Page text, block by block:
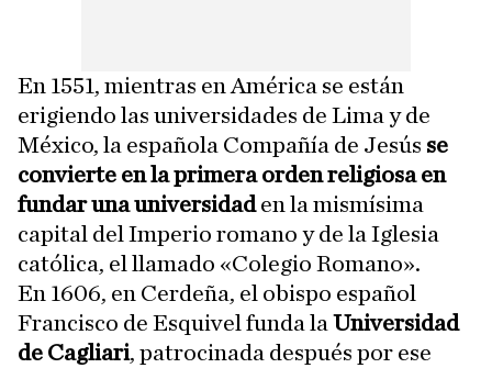
En 1551, mientras en América se están
erigiendo las universidades de Lima y de
México, la española Compañía de Jesús se
convierte en la primera orden religiosa en
fundar una universidaden la mismísima
capital del Imperio romano y de la Iglesia
católica, el llamado «Colegio Romano».
En 1606, en Cerdeña, el obispo español
Francisco de Esquivel funda laUniversidad
de Cagliari, patrocinada después por ese